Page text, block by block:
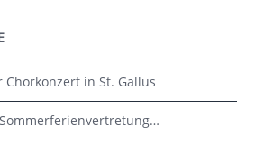
Chorkonzert in St. Gallus